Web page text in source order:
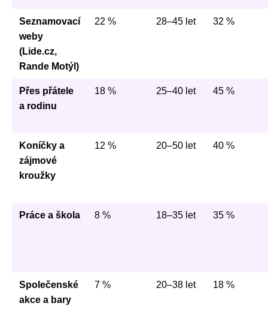
Seznamovací
weby
(Lide.cz,
Rande Motýl)
22 % 28–45 let 32 %
Přes přátele
a rodinu
18 % 25–40 let 45 %
Koníčky a
zájmové
kroužky
12 % 20–50 let 40 %
Práce a škola 8 % 18–35 let 35 %
Společenské
akce a bary
7 % 20–38 let 18 %